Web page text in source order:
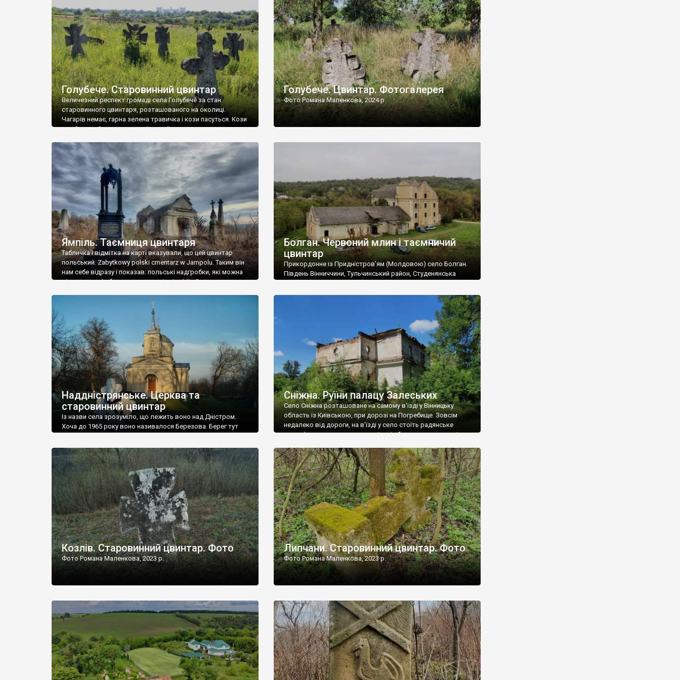
[…]
Голубече. Старовинний цвинтар
Величезний респект громаді села Голубече за стан
старовинного цвинтаря, розташованого на околиці.
Чагарів немає, гарна зелена травичка і кози пасуться. Кози
– найкращий регулятор шкідливої, для старих кладовищ,
бруньками, кози ті бруньки обгризають, бо то улюблений
делікатес. На цвинтарі у Голубечому ціла колекція
різноманітних форм хрестів. Село відносно невелике, […]
Голубече. Цвинтар. Фотогалерея
Фото Романа Маленкова, 2024 р.
Ямпіль. Таємниця цвинтаря
Табличка і відмітка на карті вказували, що цей цвинтар
польський. Zabytkowy polski cmentarz w Jampolu. Таким він
нам себе відразу і показав: польські надгробки, які можна
віднести до фабричних, польські епітафії… Загалом цвинтар
виявилося більше семи гектарів. Перше враження про
абсолютну звичайність польського цвинтаря виявилося
оманливим – […]
Болган. Червоний млин і таємничий
цвинтар
Прикордонне із Придністров’ям (Молдовою) село Болган.
Південь Вінниччини, Тульчинський район, Студенянська
старовинний цвинтар із кам’яними хрестами. Всі епітафії, які
збереглися, написані кирилицею, церковнослов’янською
мовою. За всіма традиційними ознаками – цвинтар
український. Хрести датуються 19 століттям. У 1924-1940
роках Болган […]
Наддністрянське. Церква та
старовинний цвинтар
Із назви села зрозуміло, що лежить воно над Дністром.
Хоча до 1965 року воно називалося Березова. Берег тут
Наддністрянське відрізняється від більшості навколишніх
сіл. У селі є мурована Михайлівська церква. Точної дати […]
Сніжна. Руїни палацу Залеських
Село Сніжна розташоване на самому в’їзді у Вінницьку
область із Київською, при дорозі на Погребище. Зовсім
недалеко від дороги, на в’їзді у село стоїть радянське
рельєфне пано, яке показує жінку і яблуню, а трохи далі,
дороги їх не видно, але видно дві стареньких колії у траві –
[…]
Козлів. Старовинний цвинтар. Фото
Фото Романа Маленкова, 2023 р.
Липчани. Старовинний цвинтар. Фото
Фото Романа Маленкова, 2023 р.